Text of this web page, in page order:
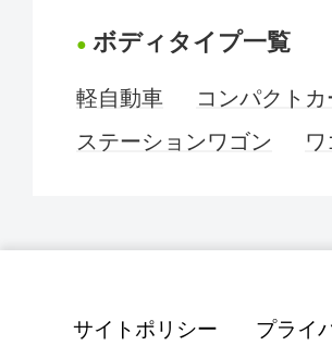
ボディタイプ一覧
軽自動車 コンパクトカ
ステーションワゴン
サイトポリシー プライ